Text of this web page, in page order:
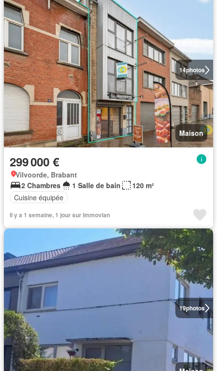
14photos
Maison
299 000 €
Vilvoorde, Brabant
2 Chambres
1 Salle de bain
120 m²
Cuisine équipée
Il y a 1 semaine, 1 jour sur Immovlan
19photos